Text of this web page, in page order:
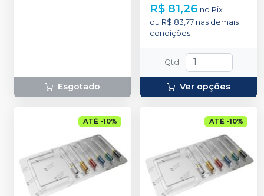
Esgotado
R$ 81,26 no Pix
ou R$ 83,77 nas demais
condições
Qtd :
Ver opções
ATÉ -10% ATÉ -10%